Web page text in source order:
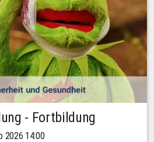
- Fortbildung
2026 14:00